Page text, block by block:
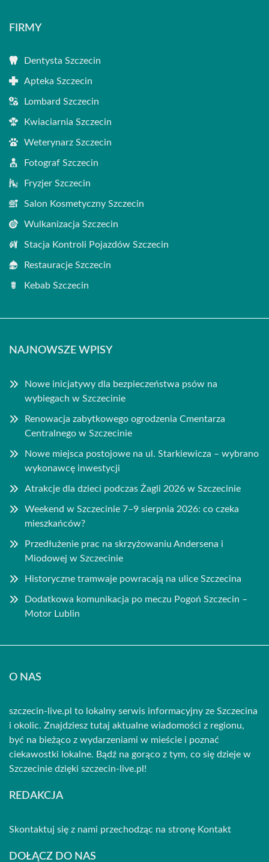
FIRMY
Dentysta Szczecin
Apteka Szczecin
Lombard Szczecin
Kwiaciarnia Szczecin
Weterynarz Szczecin
Fotograf Szczecin
Fryzjer Szczecin
Salon Kosmetyczny Szczecin
Wulkanizacja Szczecin
Stacja Kontroli Pojazdów Szczecin
Restauracje Szczecin
Kebab Szczecin
NAJNOWSZE WPISY
Nowe inicjatywy dla bezpieczeństwa psów na
wybiegach w Szczecinie
Renowacja zabytkowego ogrodzenia Cmentarza
Centralnego w Szczecinie
Nowe miejsca postojowe na ul. Starkiewicza – wybrano
wykonawcę inwestycji
Atrakcje dla dzieci podczas Żagli 2026 w Szczecinie
Weekend w Szczecinie 7–9 sierpnia 2026: co czeka
mieszkańców?
Przedłużenie prac na skrzyżowaniu Andersena i
Miodowej w Szczecinie
Historyczne tramwaje powracają na ulice Szczecina
Dodatkowa komunikacja po meczu Pogoń Szczecin –
Motor Lublin
O NAS
szczecin-live.pl to lokalny serwis informacyjny ze Szczecina
i okolic. Znajdziesz tutaj aktualne wiadomości z regionu,
być na bieżąco z wydarzeniami w mieście i poznać
ciekawostki lokalne. Bądź na gorąco z tym, co się dzieje w
Szczecinie dzięki szczecin-live.pl!
REDAKCJA
Skontaktuj się z nami przechodząc na stronę Kontakt
DOŁĄCZ DO NAS